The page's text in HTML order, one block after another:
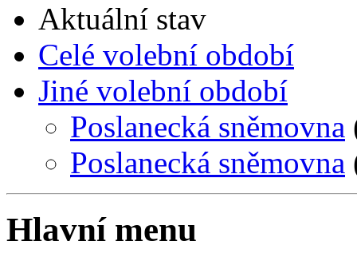
Aktuální stav
Celé volební období
Jiné volební období
Poslanecká sněmovna
Poslanecká sněmovna
Hlavní menu